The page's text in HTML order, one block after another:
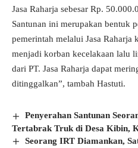
Jasa Raharja sebesar Rp.
Santunan ini merupakan bentuk
pemerintah melalui Jasa Raharja
menjadi korban kecelakaan lalu
dari PT. Jasa Raharja dapat
ditinggalkan”, tambah Hastuti.
Penyerahan Santunan
Tertabrak Truk di Desa Kibin,
Seorang IRT Diamankan,